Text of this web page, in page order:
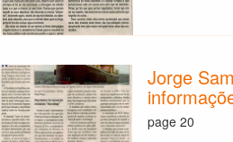
Jorge
page 20